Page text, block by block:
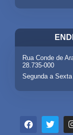
Rua Conde de
28.735-000
Segunda a